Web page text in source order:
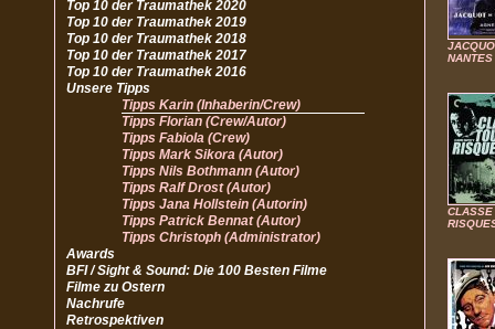
Top 10 der Traumathek 2020
Top 10 der Traumathek 2019
Top 10 der Traumathek 2018
Top 10 der Traumathek 2017
Top 10 der Traumathek 2016
Unsere Tipps
Tipps Karin (Inhaberin/Crew)
Tipps Florian (Crew/Autor)
Tipps Fabiola (Crew)
Tipps Mark Sikora (Autor)
Tipps Nils Bothmann (Autor)
Tipps Ralf Drost (Autor)
Tipps Jana Hollstein (Autorin)
Tipps Patrick Bennat (Autor)
Tipps Christoph (Administrator)
Awards
BFI / Sight & Sound: Die 100 Besten Filme
Filme zu Ostern
Nachrufe
Retrospektiven
NANTES
CLASSE